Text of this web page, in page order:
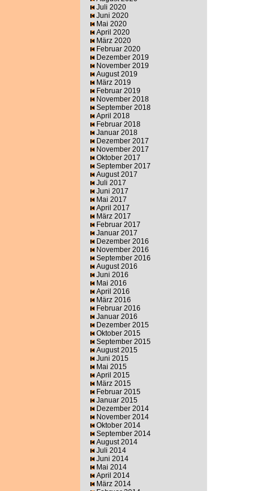
Juli 2020
Juni 2020
Mai 2020
April 2020
März 2020
Februar 2020
Dezember 2019
November 2019
August 2019
März 2019
Februar 2019
November 2018
September 2018
April 2018
Februar 2018
Januar 2018
Dezember 2017
November 2017
Oktober 2017
September 2017
August 2017
Juli 2017
Juni 2017
Mai 2017
April 2017
März 2017
Februar 2017
Januar 2017
Dezember 2016
November 2016
September 2016
August 2016
Juni 2016
Mai 2016
April 2016
März 2016
Februar 2016
Januar 2016
Dezember 2015
Oktober 2015
September 2015
August 2015
Juni 2015
Mai 2015
April 2015
März 2015
Februar 2015
Januar 2015
Dezember 2014
November 2014
Oktober 2014
September 2014
August 2014
Juli 2014
Juni 2014
Mai 2014
April 2014
März 2014